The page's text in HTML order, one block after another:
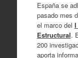
España se
pasado mes
el marco del I
Estructural.
200
aporta